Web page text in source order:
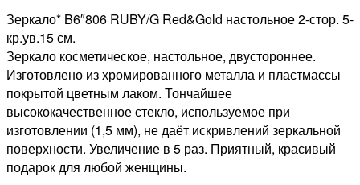
кр.увеличение
15см
Зеркало* B6″806 RUBY/G Red&Gold настольное 2-стор. 5-
кр.ув.15 см.
Зеркало косметическое, настольное, двустороннее.
Изготовлено из хромированного металла и пластмассы
покрытой цветным лаком. Тончайшее
высококачественное стекло, используемое при
изготовлении (1,5 мм), не даёт искривлений зеркальной
поверхности. Увеличение в 5 раз. Приятный, красивый
подарок для любой женщины.